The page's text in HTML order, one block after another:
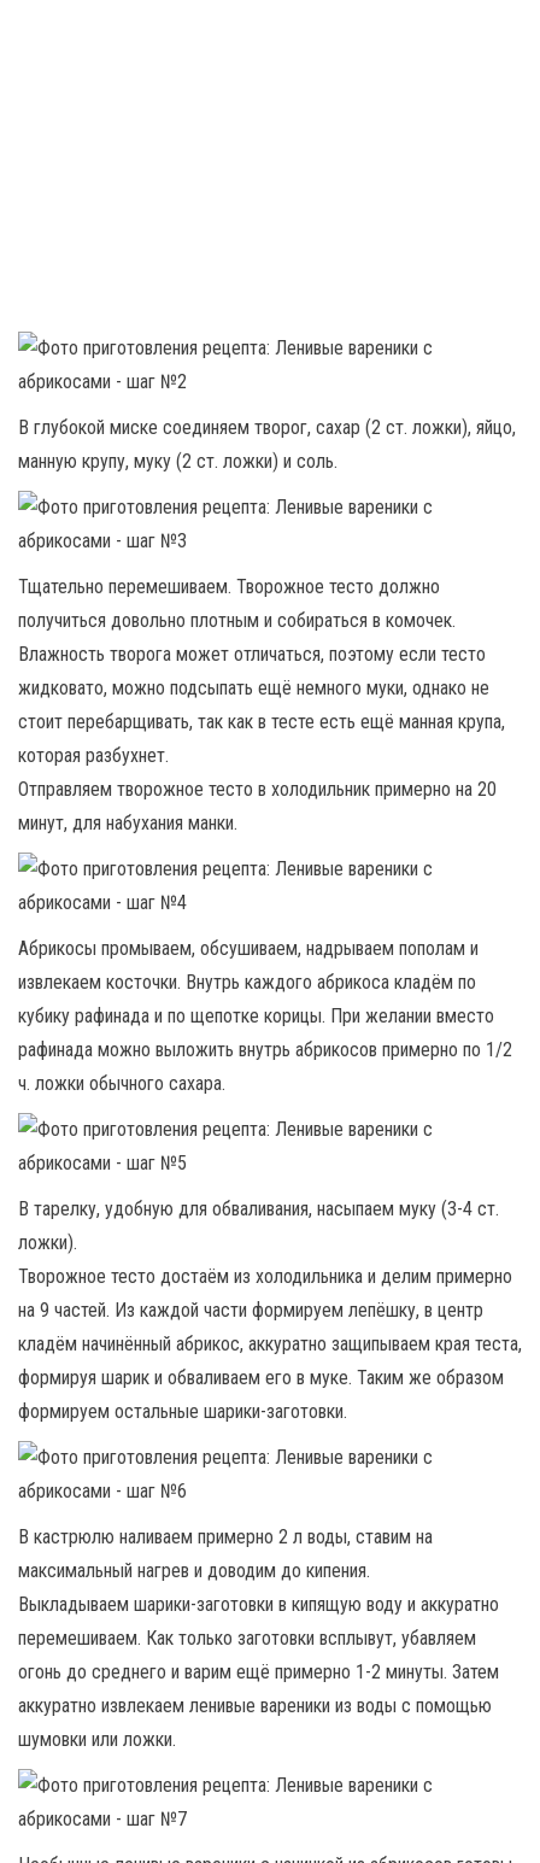
В глубокой миске соединяем творог, сахар (2 ст. ложки), яйцо,
манную крупу, муку (2 ст. ложки) и соль.
Тщательно перемешиваем. Творожное тесто должно
получиться довольно плотным и собираться в комочек.
Влажность творога может отличаться, поэтому если тесто
жидковато, можно подсыпать ещё немного муки, однако не
стоит перебарщивать, так как в тесте есть ещё манная крупа,
которая разбухнет.
Отправляем творожное тесто в холодильник примерно на 20
минут, для набухания манки.
Абрикосы промываем, обсушиваем, надрываем пополам и
извлекаем косточки. Внутрь каждого абрикоса кладём по
кубику рафинада и по щепотке корицы. При желании вместо
рафинада можно выложить внутрь абрикосов примерно по 1/2
ч. ложки обычного сахара.
В тарелку, удобную для обваливания, насыпаем муку (3-4 ст.
ложки).
Творожное тесто достаём из холодильника и делим примерно
на 9 частей. Из каждой части формируем лепёшку, в центр
кладём начинённый абрикос, аккуратно защипываем края теста,
формируя шарик и обваливаем его в муке. Таким же образом
формируем остальные шарики-заготовки.
В кастрюлю наливаем примерно 2 л воды, ставим на
максимальный нагрев и доводим до кипения.
Выкладываем шарики-заготовки в кипящую воду и аккуратно
перемешиваем. Как только заготовки всплывут, убавляем
огонь до среднего и варим ещё примерно 1-2 минуты. Затем
аккуратно извлекаем ленивые вареники из воды с помощью
шумовки или ложки.